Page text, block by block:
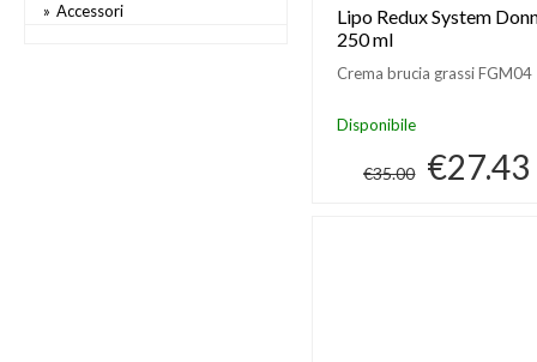
Accessori
Lipo Redux System
250 ml
Crema brucia grassi FGM04
Disponibile
€35.00 €27.43